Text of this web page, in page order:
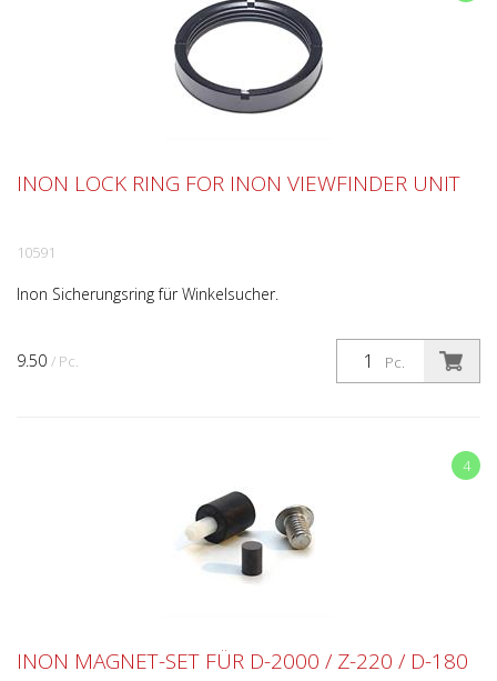
9.50 / Pc. Pc.
INON LOCK RING FOR INON VIEWFINDER UNIT
10591
Inon Sicherungsring für Winkelsucher.
4
INON MAGNET-SET FÜR D-2000 / Z-220 / D-180